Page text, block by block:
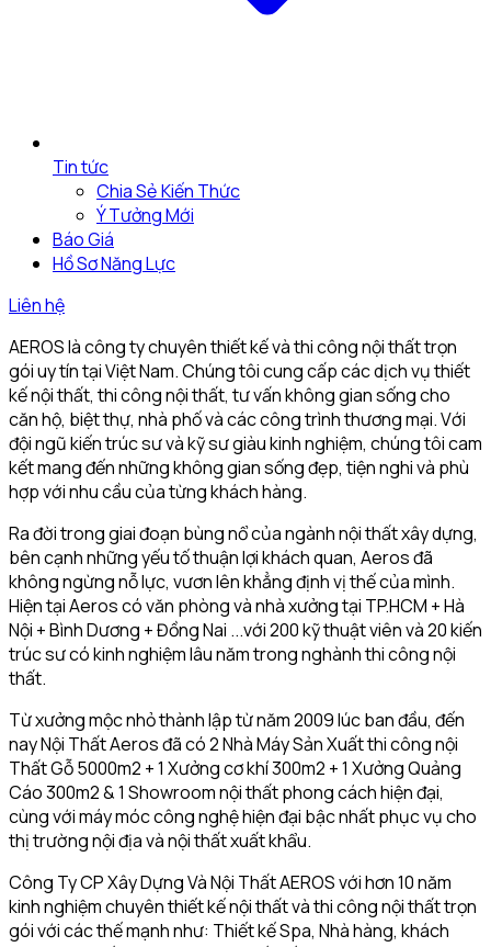
Tin tức
Chia Sẻ Kiến Thức
Ý Tưởng Mới
Báo Giá
Hồ Sơ Năng Lực
Liên hệ
AEROS là công ty chuyên thiết kế và thi công nội thất trọn
gói uy tín tại Việt Nam. Chúng tôi cung cấp các dịch vụ thiết
kế nội thất, thi công nội thất, tư vấn không gian sống cho
căn hộ, biệt thự, nhà phố và các công trình thương mại. Với
đội ngũ kiến trúc sư và kỹ sư giàu kinh nghiệm, chúng tôi cam
kết mang đến những không gian sống đẹp, tiện nghi và phù
hợp với nhu cầu của từng khách hàng.
Ra đời trong giai đoạn bùng nổ của ngành nội thất xây dựng,
bên cạnh những yếu tố thuận lợi khách quan, Aeros đã
không ngừng nỗ lực, vươn lên khẳng định vị thế của mình.
Hiện tại Aeros có văn phòng và nhà xưởng tại TP.HCM + Hà
Nội + Bình Dương + Đồng Nai ...với 200 kỹ thuật viên và 20 kiến
trúc sư có kinh nghiệm lâu năm trong nghành thi công nội
thất.
Từ xưởng mộc nhỏ thành lập từ năm 2009 lúc ban đầu, đến
nay Nội Thất Aeros đã có 2 Nhà Máy Sản Xuất thi công nội
Thất Gỗ 5000m2 + 1 Xưởng cơ khí 300m2 + 1 Xưởng Quảng
Cáo 300m2 & 1 Showroom nội thất phong cách hiện đại,
cùng với máy móc công nghệ hiện đại bậc nhất phục vụ cho
thị trường nội địa và nội thất xuất khẩu.
Công Ty CP Xây Dựng Và Nội Thất AEROS với hơn 10 năm
kinh nghiệm chuyên thiết kế nội thất và thi công nội thất trọn
gói với các thế mạnh như: Thiết kế Spa, Nhà hàng, khách